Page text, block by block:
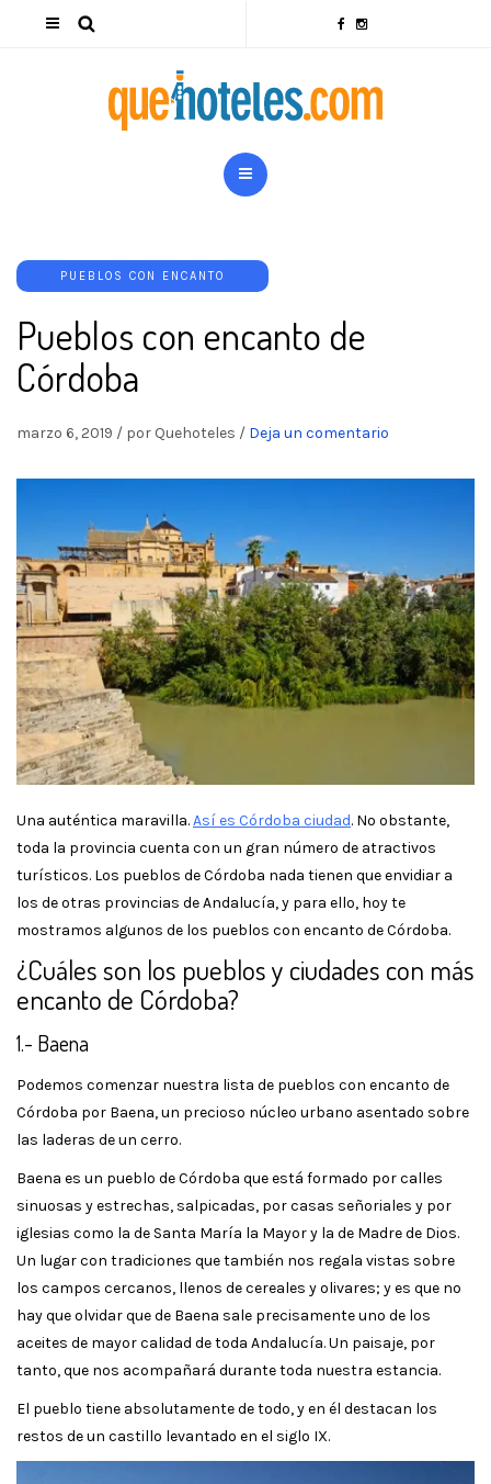
PUEBLOS CON ENCANTO
Pueblos con encanto de
Córdoba
marzo 6, 2019 / por Quehoteles / Deja un comentario
Una auténtica maravilla.Así es Córdoba ciudad. No obstante,
toda la provincia cuenta con un gran número de atractivos
turísticos. Los pueblos de Córdoba nada tienen que envidiar a
los de otras provincias de Andalucía, y para ello, hoy te
mostramos algunos de los pueblos con encanto de Córdoba.
¿Cuáles son los pueblos y ciudades con más
encanto de Córdoba?
1.- Baena
Podemos comenzar nuestra lista de pueblos con encanto de
Córdoba por Baena, un precioso núcleo urbano asentado sobre
las laderas de un cerro.
Baena es un pueblo de Córdoba que está formado por calles
sinuosas y estrechas, salpicadas, por casas señoriales y por
iglesias como la de Santa María la Mayor y la de Madre de Dios.
Un lugar con tradiciones que también nos regala vistas sobre
los campos cercanos, llenos de cereales y olivares; y es que no
hay que olvidar que de Baena sale precisamente uno de los
aceites de mayor calidad de toda Andalucía. Un paisaje, por
tanto, que nos acompañará durante toda nuestra estancia.
El pueblo tiene absolutamente de todo, y en él destacan los
restos de un castillo levantado en el siglo IX.